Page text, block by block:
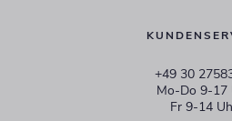
+49 30
Mo-Do 9-17
Fr 9-14